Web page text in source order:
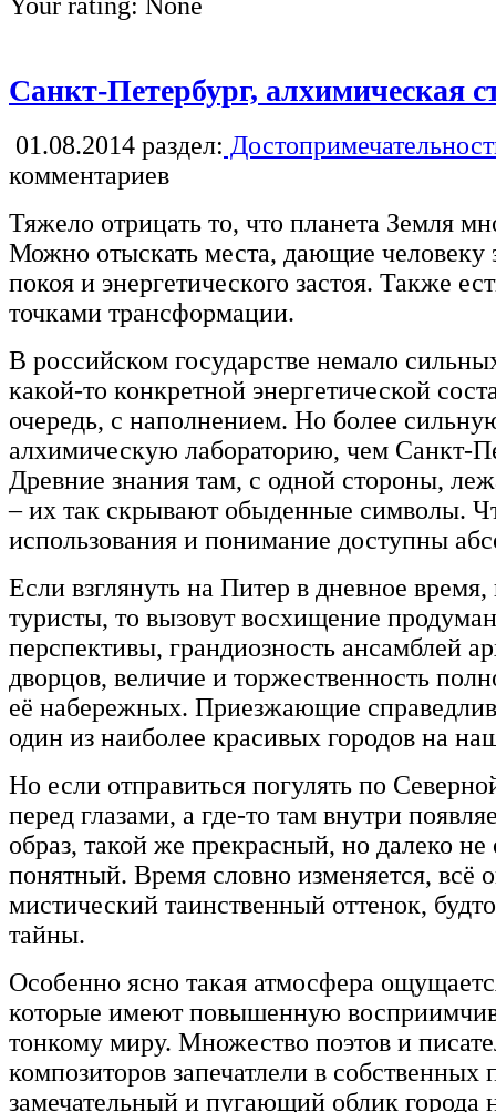
Санкт-Петербург, алхимическая
01.08.2014 раздел:
комментариев
Тяжело отрицать то, что планета Земля
Можно отыскать места, дающие человеку
покоя и энергетического застоя. Также
точками трансформации.
В российском государстве немало
какой-то конкретной энергетической
очередь, с наполнением. Но более
алхимическую лабораторию, чем Санкт-
Древние знания там, с одной стороны,
– их так скрывают обыденные символы.
использования и понимание доступны
Если взглянуть на Питер в дневное время,
туристы, то вызовут восхищение
перспективы, грандиозность ансамблей
дворцов, величие и торжественность
её набережных. Приезжающие
один из наиболее красивых городов на
Но если отправиться погулять по
перед глазами, а где-то там внутри
образ, такой же прекрасный, но далеко
понятный. Время словно изменяется, всё
мистический таинственный оттенок,
тайны.
Особенно ясно такая атмосфера
которые имеют повышенную
тонкому миру. Множество поэтов и
композиторов запечатлели в собственных
замечательный и пугающий облик города